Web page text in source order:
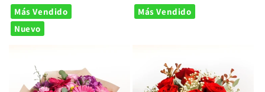
habitual
Más Vendido
Nuevo
habitual
Más Vendido